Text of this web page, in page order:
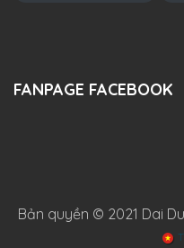
FANPAGE FACEBOOK
Bản quyền © 2021 Dai